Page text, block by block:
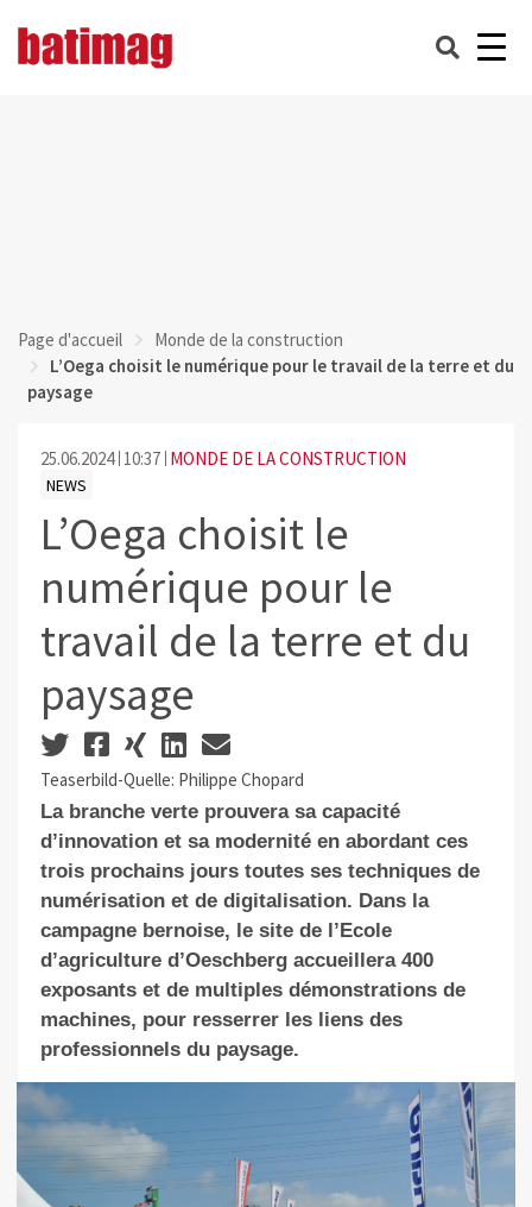
Page d'accueil
Monde de la construction
L’Oega choisit le numérique pour le travail de la terre et du
paysage
25.06.2024 10:37 MONDE DE LA CONSTRUCTION
NEWS
L’Oega choisit le
numérique pour le
travail de la terre et du
paysage
Teaserbild-Quelle: Philippe Chopard
La branche verte prouvera sa capacité
d’innovation et sa modernité en abordant ces
trois prochains jours toutes ses techniques de
numérisation et de digitalisation. Dans la
campagne bernoise, le site de l’Ecole
d’agriculture d’Oeschberg accueillera 400
exposants et de multiples démonstrations de
machines, pour resserrer les liens des
professionnels du paysage.